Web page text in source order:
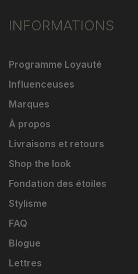
INFORMATIONS
Programme Loyauté
Influenceuses
Marques
À propos
Livraisons et retours
Shop the look
Fondation des étoiles
Stylisme
FAQ
Blogue
Lettres